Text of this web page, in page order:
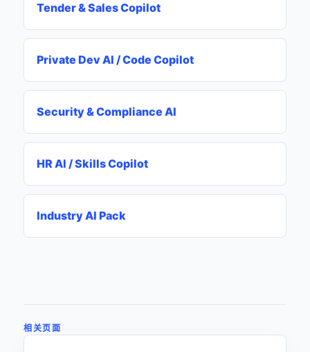
Tender & Sales Copilot
Private Dev AI / Code Copilot
Security & Compliance AI
HR AI / Skills Copilot
Industry AI Pack
相关页面